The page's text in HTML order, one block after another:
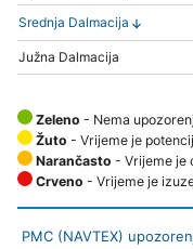
Srednja Dalmacija
Južna Dalmacija
Zeleno - Nema
Žuto - Vrijeme je
Narančasto - Vrijeme je
Crveno - Vrijeme je
PMC (NAVTEX)